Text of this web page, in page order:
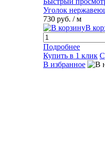
Уголок
730 руб. / м
В
Подробнее
Купить в 1 клик
В избранное